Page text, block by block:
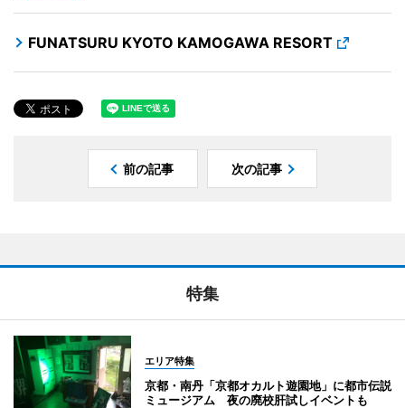
FUNATSURU KYOTO KAMOGAWA RESORT
前の記事 次の記事
特集
エリア特集
京都・南丹「京都オカルト遊園地」に都市伝説
ミュージアム 夜の廃校肝試しイベントも